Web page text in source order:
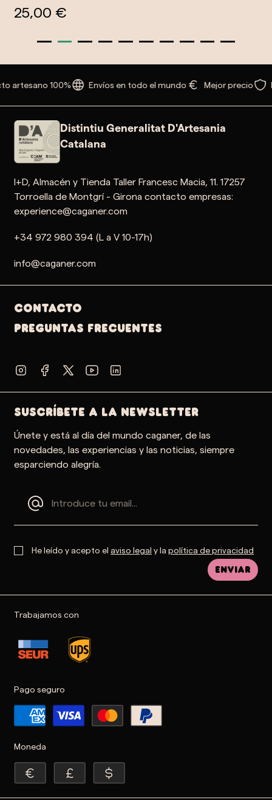
25,00 €
artesano 100% Envíos en todo el mundo Mejor precio
Distintiu Generalitat D'Artesania
Catalana
I+D, Almacén y Tienda Taller Francesc Macia, 11. 17257
Torroella de Montgrí - Girona contacto empresas:
experience@caganer.com
+34 972 980 394 (L a V 10-17h)
info@caganer.com
Contacto
PREGUNTAS FRECUENTES
SUSCRÍBETE A LA NEWSLETTER
Únete y está al día del mundo caganer, de las
novedades, las experiencias y las noticias, siempre
esparciendo alegría.
He leído y acepto el aviso legal y la política de privacidad
Enviar
Trabajamos con
Pago seguro
Moneda